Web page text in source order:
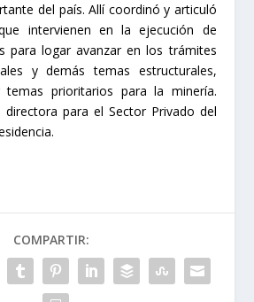
del país. Allí coordinó y articuló
intervienen en la ejecución de
para logar avanzar en los trámites
y demás temas estructurales,
temas prioritarios para la minería.
directora para el Sector Privado del
COMPARTIR: